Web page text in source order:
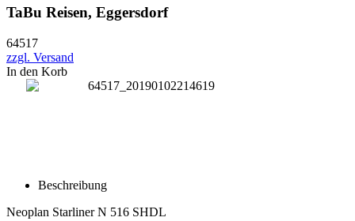
TaBu Reisen, Eggersdorf
64517
zzgl. Versand
In den Korb
Beschreibung
Neoplan Starliner N 516 SHDL